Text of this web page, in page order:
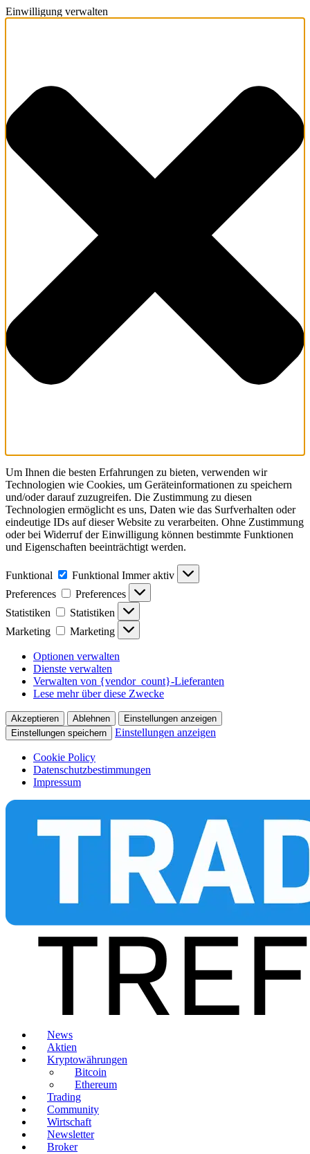
Einwilligung verwalten
Um Ihnen die besten Erfahrungen zu bieten, verwenden wir
Technologien wie Cookies, um Geräteinformationen zu speichern
und/oder darauf zuzugreifen. Die Zustimmung zu diesen
Technologien ermöglicht es uns, Daten wie das Surfverhalten oder
eindeutige IDs auf dieser Website zu verarbeiten. Ohne Zustimmung
oder bei Widerruf der Einwilligung können bestimmte Funktionen
und Eigenschaften beeinträchtigt werden.
Funktional Funktional Immer aktiv
Preferences
Preferences
Statistiken
Statistiken
Marketing
Marketing
Optionen verwalten
Dienste verwalten
Verwalten von {vendor_count}-Lieferanten
Lese mehr über diese Zwecke
Akzeptieren Ablehnen
Einstellungen anzeigen
Einstellungen speichern
Einstellungen anzeigen
Cookie Policy
Datenschutzbestimmungen
Impressum
News
Aktien
Kryptowährungen
Bitcoin
Ethereum
Trading
Community
Wirtschaft
Newsletter
Broker